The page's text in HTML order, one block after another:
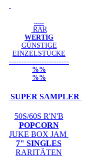
-----
RAR
WERTIG
GÜNSTIGE
EINZELSTÜCKE
------------------------
%%
%%
SUPER SAMPLER
50S/60S R'N'B
POPCORN
JUKE BOX JAM
7" SINGLES
RARITÄTEN